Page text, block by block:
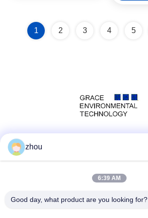
1 2 3 4 5
zhou
6:39 AM
Good day, what product are you looking for?